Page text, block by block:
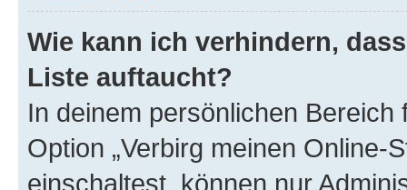
Wie kann ich verhindern,
Liste auftaucht?
In deinem persönlichen
Option „Verbirg meinen Online-
einschaltest, können nur